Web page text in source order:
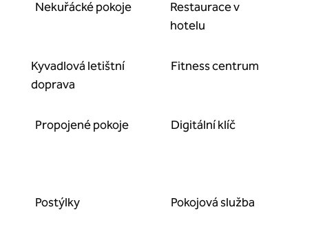
Nekuřácké pokoje
Restaurace v
hotelu
Kyvadlová letištní
doprava
Fitness centrum
Propojené pokoje Digitální klíč
Postýlky Pokojová služba